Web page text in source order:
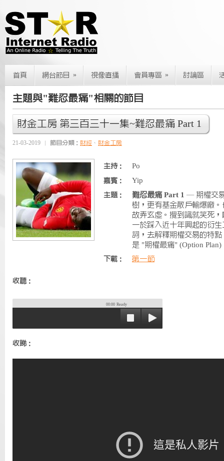
首頁 網台節目 » 視像直播 會員專區 » 討論區
主題與"難忍最痛"相關的節目
財金工房 第三百三十一集~難忍最痛 Part 1
21-03-2019 節目分類： 財經 、 財金工房
主持： Po
嘉賓： Yip
主題： 難忍最痛 Part 1 — 期權交
樹，更有基金散戶輸爆廠
故弄玄虛。攪到識就笑死
一於踩入近十年興起的衍
詞，去解釋期權交易的特
是 "期權最痛" (Option Plan)
下載： 第一節
收聽：
00:00 Ready
收睇：